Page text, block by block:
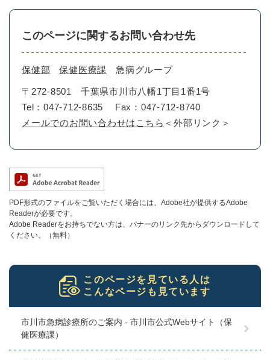
このページに関するお問い合わせ先
保健部 保健医療課 急病グループ
〒272-8501
千葉県市川市八幡1丁目1番1号
Tel：047-712-8635
Fax：047-712-8740
メールでのお問い合わせはこちら ＜外部リンク＞
PDF形式のファイルをご覧いただく場合には、Adobe社が提供するAdobe
Readerが必要です。
Adobe Readerをお持ちでない方は、バナーのリンク先からダウンロードして
ください。（無料）
このページを見ている人は
こんなページも見ています
市川市急病診療所のご案内 - 市川市公式Webサイト（保
健医療課）